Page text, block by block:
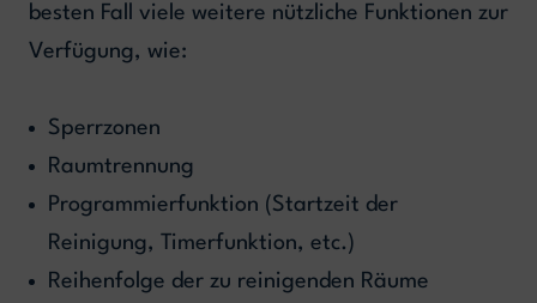
besten Fall viele weitere nützliche Funktionen zur
Verfügung, wie:
Sperrzonen
Raumtrennung
Programmierfunktion (Startzeit der
Reinigung, Timerfunktion, etc.)
Reihenfolge der zu reinigenden Räume